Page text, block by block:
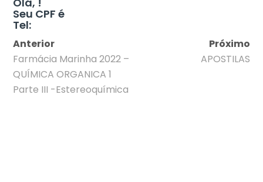
Seu CPF é
Tel:
Anterior
Farmácia Marinha 2022 –
QUÍMICA ORGANICA 1
Parte III -Estereoquímica
Próximo
APOSTILAS